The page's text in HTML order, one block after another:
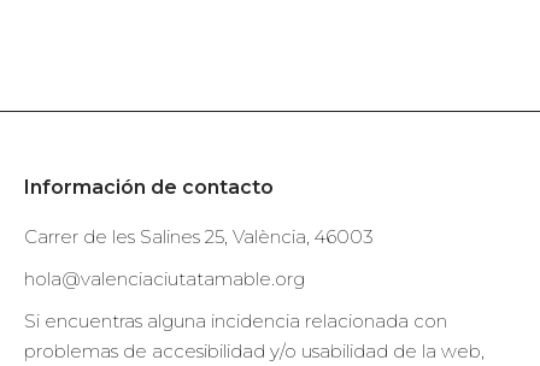
Información de contacto
Carrer de les Salines 25, València, 46003
hola@valenciaciutatamable.org
Si encuentras alguna incidencia relacionada con
problemas de accesibilidad y/o usabilidad de la web,